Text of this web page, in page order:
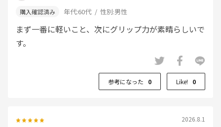
年代:60代 性別:男性
まず一番に軽いこと、次にグリップ力が素晴らしいで
す。
参考になった 0 Like! 0
2026.8.1